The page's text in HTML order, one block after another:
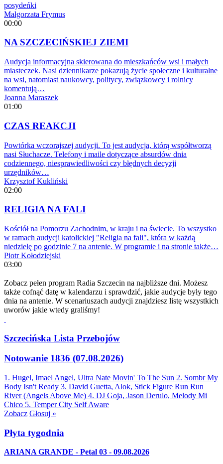
posydeńki
Małgorzata Frymus
00:00
NA SZCZECIŃSKIEJ ZIEMI
Audycja informacyjna skierowana do mieszkańców wsi i małych
miasteczek. Nasi dziennikarze pokazują życie społeczne i kulturalne
na wsi, natomiast naukowcy, politycy, związkowcy i rolnicy
komentują…
Joanna Maraszek
01:00
CZAS REAKCJI
Powtórka wczorajszej audycji. To jest audycja, którą współtworzą
nasi Słuchacze. Telefony i maile dotyczące absurdów dnia
codziennego, niesprawiedliwości czy błędnych decyzji
urzędników…
Krzysztof Kukliński
02:00
RELIGIA NA FALI
Kościół na Pomorzu Zachodnim, w kraju i na świecie. To wszystko
w ramach audycji katolickiej "Religia na fali", która w każdą
niedzielę po godzinie 7 na antenie. W programie i na stronie także…
Piotr Kołodziejski
03:00
Zobacz pełen program Radia Szczecin na najbliższe dni. Możesz
także cofnąć datę w kalendarzu i sprawdzić, jakie audycje były tego
dnia na antenie. W scenariuszach audycji znajdziesz listę wszystkich
uworów jakie wtedy graliśmy!
Szczecińska Lista Przebojów
Notowanie 1836 (07.08.2026)
1. Hugel, Imael Angel, Ultra Nate Movin' To The Sun 2. Sombr My
Body Isn't Ready 3. David Guetta, Alok, Stick Figure Run Run
River (Angels Above Me) 4. DJ Goja, Jason Derulo, Melody Mi
Chico 5. Temper City Self Aware
Zobacz Głosuj »
Płyta tygodnia
ARIANA GRANDE - Petal 03 - 09.08.2026